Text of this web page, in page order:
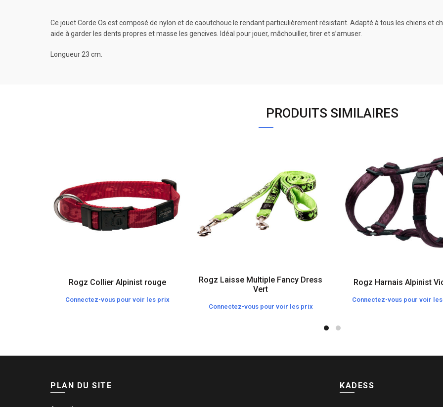
Ce jouet Corde Os est composé de nylon et de caoutchouc le rendant particulièrement résistant. Adapté à tous les chiens et
aide à garder les dents propres et masse les gencives. Idéal pour jouer, mâchouiller, tirer et s’amuser.
Longueur 23 cm.
PRODUITS SIMILAIRES
Rogz Collier Alpinist rouge
Connectez-vous pour voir les prix
Rogz Laisse Multiple Fancy Dress
Vert
Connectez-vous pour voir les prix
Rogz Harnais Alpinist
Connectez-vous pour voir
PLAN DU SITE KADESS